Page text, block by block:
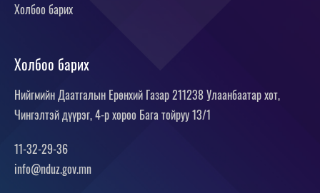
Холбоо барих
Холбоо барих
Нийгмийн Даатгалын Ерөнхий Газар 211238 Улаанбаатар хот,
Чингэлтэй дүүрэг, 4-р хороо Бага тойруу 13/1
11-32-29-36
info@nduz.gov.mn